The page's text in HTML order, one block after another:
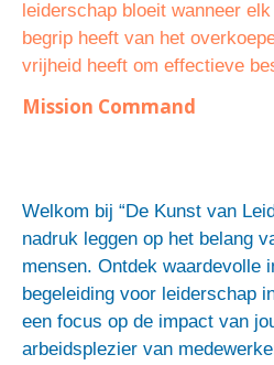
leiderschap bloeit wanneer
begrip heeft van het
vrijheid heeft om effectieve
Mission Command
Welkom bij “De Kunst van
nadruk leggen op het belang
mensen. Ontdek waardevolle
begeleiding voor leiderschap
een focus op de impact van
arbeidsplezier van